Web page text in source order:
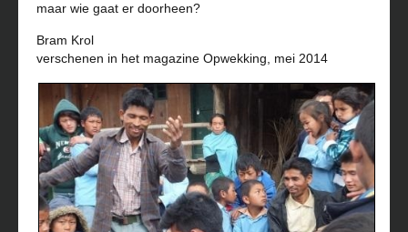
maar wie gaat er doorheen?
Bram Krol
verschenen in het magazine Opwekking, mei 2014